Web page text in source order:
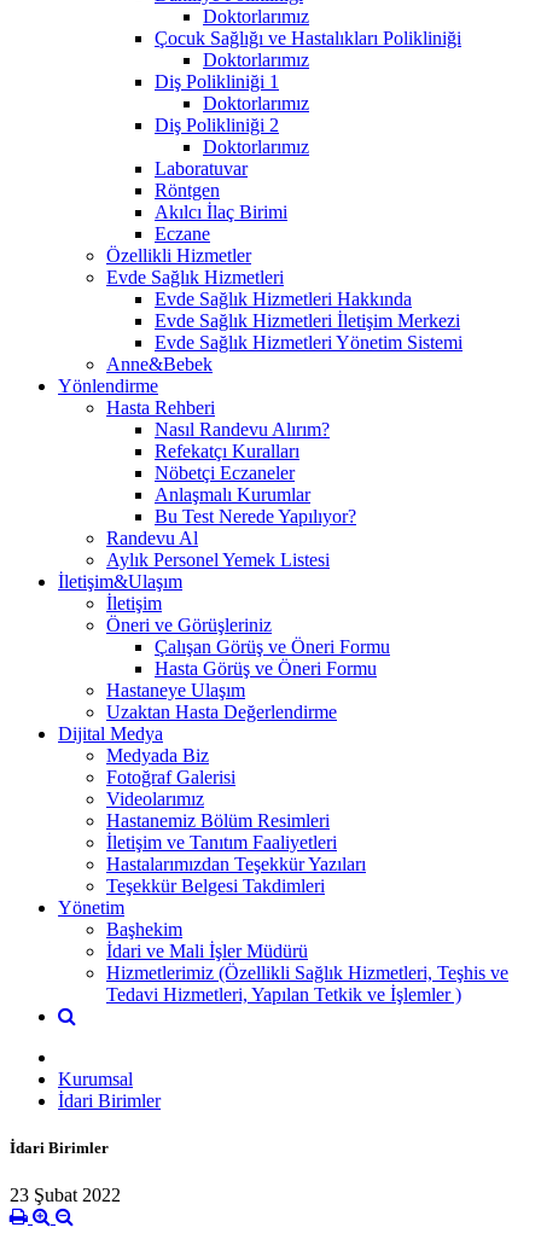
Doktorlarımız
Çocuk Sağlığı ve Hastalıkları Polikliniği
Doktorlarımız
Diş Polikliniği 1
Doktorlarımız
Diş Polikliniği 2
Doktorlarımız
Laboratuvar
Röntgen
Akılcı İlaç Birimi
Eczane
Özellikli Hizmetler
Evde Sağlık Hizmetleri
Evde Sağlık Hizmetleri Hakkında
Evde Sağlık Hizmetleri İletişim Merkezi
Evde Sağlık Hizmetleri Yönetim Sistemi
Anne&Bebek
Yönlendirme
Hasta Rehberi
Nasıl Randevu Alırım?
Refekatçı Kuralları
Nöbetçi Eczaneler
Anlaşmalı Kurumlar
Bu Test Nerede Yapılıyor?
Randevu Al
Aylık Personel Yemek Listesi
İletişim&Ulaşım
İletişim
Öneri ve Görüşleriniz
Çalışan Görüş ve Öneri Formu
Hasta Görüş ve Öneri Formu
Hastaneye Ulaşım
Uzaktan Hasta Değerlendirme
Dijital Medya
Medyada Biz
Fotoğraf Galerisi
Videolarımız
Hastanemiz Bölüm Resimleri
İletişim ve Tanıtım Faaliyetleri
Hastalarımızdan Teşekkür Yazıları
Teşekkür Belgesi Takdimleri
Yönetim
Başhekim
İdari ve Mali İşler Müdürü
Hizmetlerimiz (Özellikli Sağlık Hizmetleri, Teşhis ve
Tedavi Hizmetleri, Yapılan Tetkik ve İşlemler )
Kurumsal
İdari Birimler
İdari Birimler
23 Şubat 2022